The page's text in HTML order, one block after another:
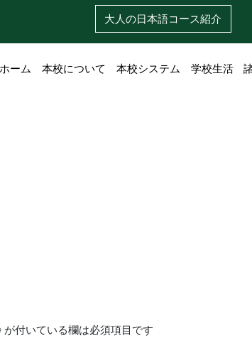
大人の日本語コース紹介
ホーム 本校について 本校システム 学校生活
が付いている欄は必須項目です